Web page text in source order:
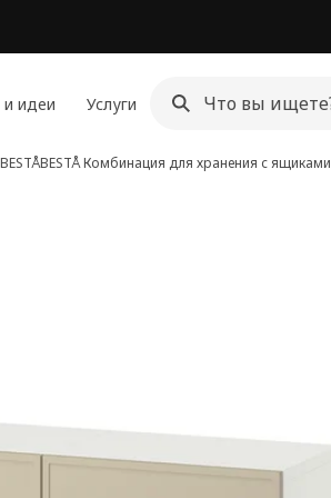
идеи Услуги
BESTÅКомбинация для хранения с ящиками